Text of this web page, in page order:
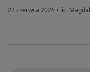
22 czerwca 2026 • lic.